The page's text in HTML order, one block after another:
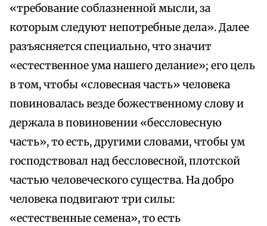
«требование соблазненной мысли, за
которым следуют непотребные дела». Далее
разъясняется специально, что значит
«естественное ума нашего делание»; его цель
в том, чтобы «словесная часть» человека
повиновалась везде божественному слову и
держала в повиновении «бессловесную
часть», то есть, другими словами, чтобы ум
господствовал над бессловесной, плотской
частью человеческого существа. На добро
человека подвигают три силы:
«естественные семена», то есть